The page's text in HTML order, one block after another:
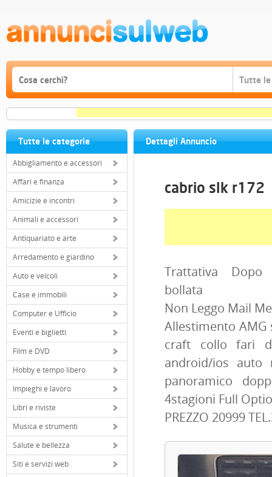
Tutte le categorie
Abbigliamento e accessori
Affari e finanza
Amicizie e incontri
Animali e accessori
Antiquariato e arte
Arredamento e giardino
Auto e veicoli
Case e immobili
Computer e Ufficio
Eventi e biglietti
Film e DVD
Hobby e tempo libero
Impieghi e lavoro
Libri e riviste
Musica e strumenti
Salute e bellezza
Siti e servizi web
Dettagli Annuncio
cabrio slk r172
Trattativa Dopo
bollata
Non Leggo Mail
Allestimento
craft collo fari
android/ios auto
panoramico
4stagioni Full
PREZZO 20999